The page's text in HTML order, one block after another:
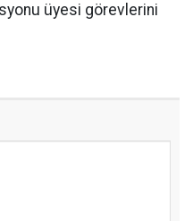
üyesi görevlerini